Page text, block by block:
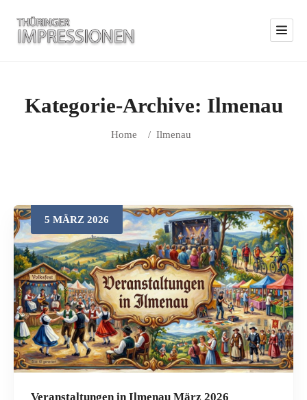
Kategorie-Archive: Ilmenau
Home / Ilmenau
5 MÄRZ 2026
Veranstaltungen in Ilmenau März 2026